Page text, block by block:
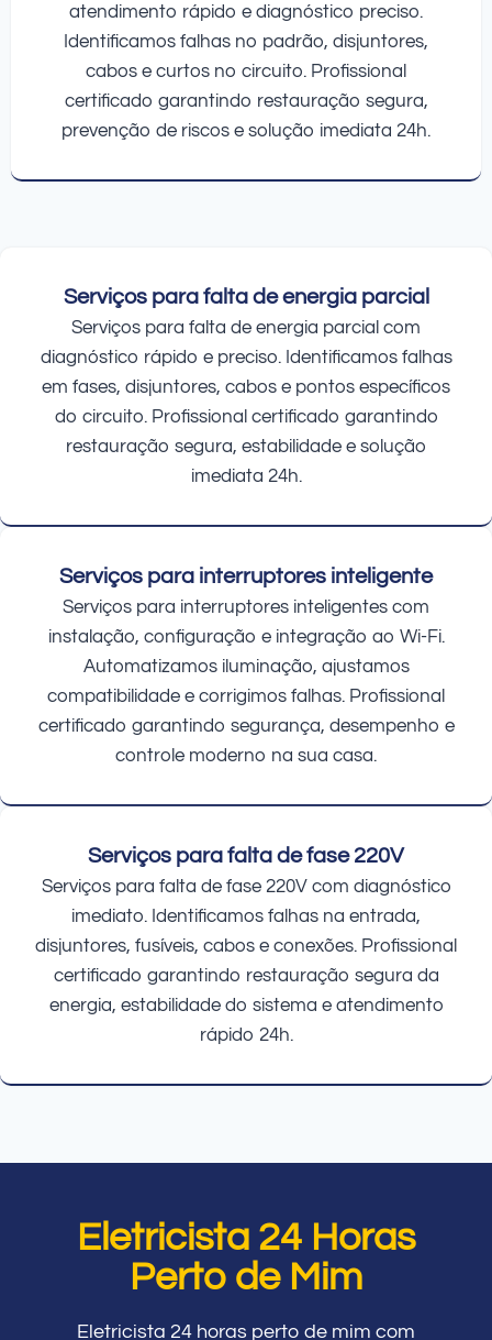
atendimento rápido e diagnóstico preciso.
Identificamos falhas no padrão, disjuntores,
cabos e curtos no circuito. Profissional
certificado garantindo restauração segura,
prevenção de riscos e solução imediata 24h.
Serviços para falta de energia parcial
Serviços para falta de energia parcial com
diagnóstico rápido e preciso. Identificamos falhas
em fases, disjuntores, cabos e pontos específicos
do circuito. Profissional certificado garantindo
restauração segura, estabilidade e solução
imediata 24h.
Serviços para interruptores inteligente
Serviços para interruptores inteligentes com
instalação, configuração e integração ao Wi-Fi.
Automatizamos iluminação, ajustamos
compatibilidade e corrigimos falhas. Profissional
certificado garantindo segurança, desempenho e
controle moderno na sua casa.
Serviços para falta de fase 220V
Serviços para falta de fase 220V com diagnóstico
imediato. Identificamos falhas na entrada,
disjuntores, fusíveis, cabos e conexões. Profissional
certificado garantindo restauração segura da
energia, estabilidade do sistema e atendimento
rápido 24h.
Eletricista 24 Horas
Perto de Mim
Eletricista 24 horas perto de mim com